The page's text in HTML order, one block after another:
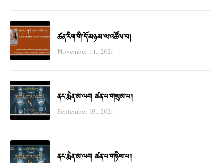
ཚན་རིག་གི་དོ་མཉམ་ལ་འཚོལ་བ།
November 11, 2021
ནང་རྨེན་མ་ལག ཚན་པ་གསུམ་པ།
September 03, 2021
ནང་རྨེན་མ་ལག ཚན་པ་གཉིས་པ།